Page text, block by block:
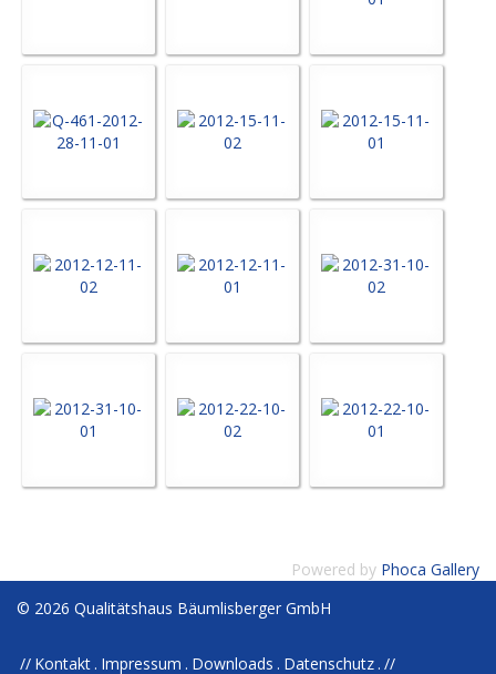
Powered by Phoca Gallery
© 2026 Qualitätshaus Bäumlisberger GmbH
Kontakt Impressum Downloads Datenschutz //